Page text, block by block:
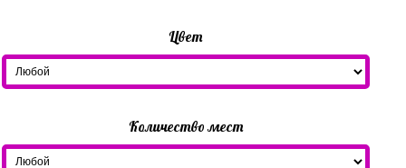
Цвет
Количество мест